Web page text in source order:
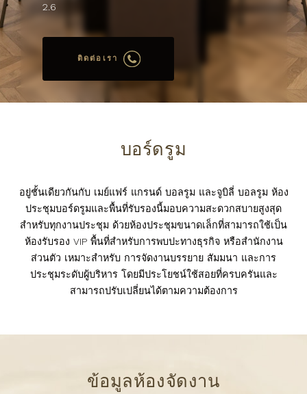
2.6
ติดต่อเรา
บอร์ดรูม
อยู่ชั้นเดียวกันกับ เมย์แฟร์ แกรนด์ บอลรูม และจูบิลี่ บอลรูม ห้อง
ประชุมบอร์ดรูมและพื้นที่รับรองนี้มอบความสะดวกสบายสูงสุด
สำหรับทุกงานประชุม ด้วยห้องประชุมขนาดเล็กที่สามารถใช้เป็น
ห้องรับรอง VIP พื้นที่สำหรับการพบปะทางธุรกิจ หรือสำนักงาน
ส่วนตัว เหมาะสำหรับ การจัดงานบรรยาย สัมมนา และการ
ประชุมระดับผู้บริหาร โดยมีประโยชน์ใช้สอยที่ครบครันและ
สามารถปรับเปลี่ยนได้ตามความต้องการ
ข้อมูลห้องจัดงาน